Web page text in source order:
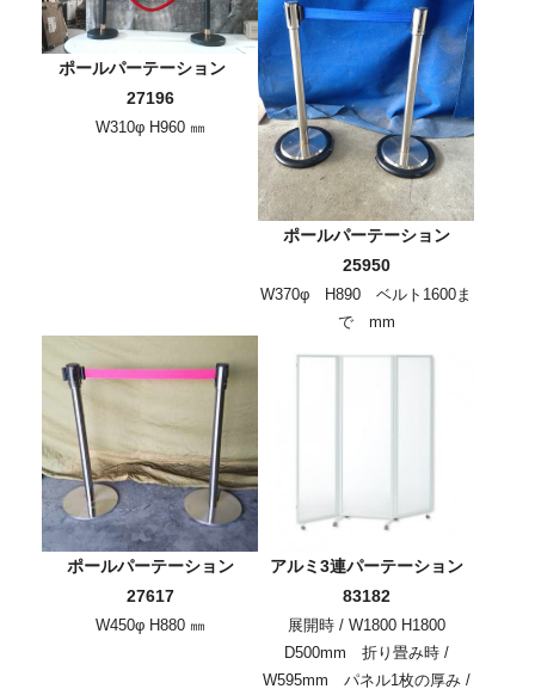
ポールパーテーション
27196
W310φ H960 ㎜
ポールパーテーション
25950
W370φ H890 ベルト1600ま
で mm
ポールパーテーション
27617
W450φ H880 ㎜
アルミ3連パーテーション
83182
展開時 / W1800 H1800
D500mm 折り畳み時 /
W595mm パネル1枚の厚み /